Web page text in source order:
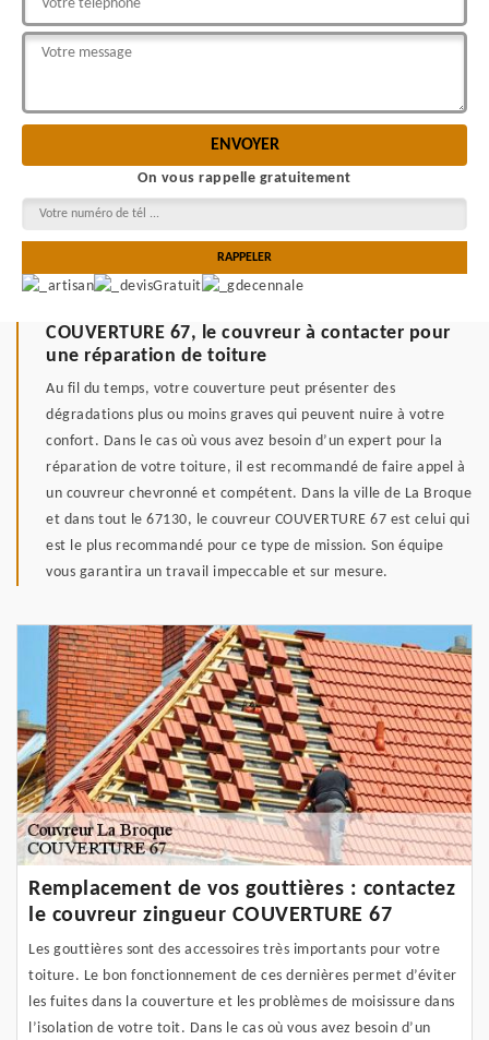
On vous rappelle gratuitement
COUVERTURE 67, le couvreur à contacter pour
une réparation de toiture
Au fil du temps, votre couverture peut présenter des
dégradations plus ou moins graves qui peuvent nuire à votre
confort. Dans le cas où vous avez besoin d’un expert pour la
réparation de votre toiture, il est recommandé de faire appel à
un couvreur chevronné et compétent. Dans la ville de La Broque
et dans tout le 67130, le couvreur COUVERTURE 67 est celui qui
est le plus recommandé pour ce type de mission. Son équipe
vous garantira un travail impeccable et sur mesure.
Remplacement de vos gouttières : contactez
le couvreur zingueur COUVERTURE 67
Les gouttières sont des accessoires très importants pour votre
toiture. Le bon fonctionnement de ces dernières permet d’éviter
les fuites dans la couverture et les problèmes de moisissure dans
l’isolation de votre toit. Dans le cas où vous avez besoin d’un